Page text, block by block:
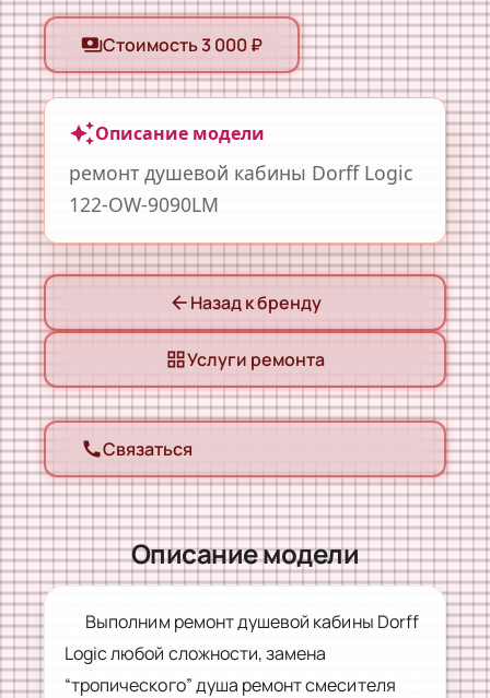
paymentsСтоимость 3 000 ₽
auto_awesomeОписание модели
ремонт душевой кабины Dorff Logic
122-OW-9090LM
arrow_back Назад к бренду
grid_viewУслуги ремонта
callСвязаться
Описание модели
Выполним ремонт душевой кабины Dorff
Logic любой сложности, замена
“тропического” душа ремонт смесителя